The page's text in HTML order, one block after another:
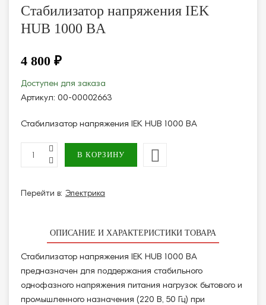
Стабилизатор напряжения IEK
HUB 1000 BA
4 800 ₽
Доступен для заказа
Артикул: 00-00002663
Стабилизатор напряжения IEK HUB 1000 BA
Перейти в: Электрика
ОПИСАНИЕ И ХАРАКТЕРИСТИКИ ТОВАРА
Стабилизатор напряжения IEK HUB 1000 ВА
предназначен для поддержания стабильного
однофазного напряжения питания нагрузок бытового и
промышленного назначения (220 В, 50 Гц) при